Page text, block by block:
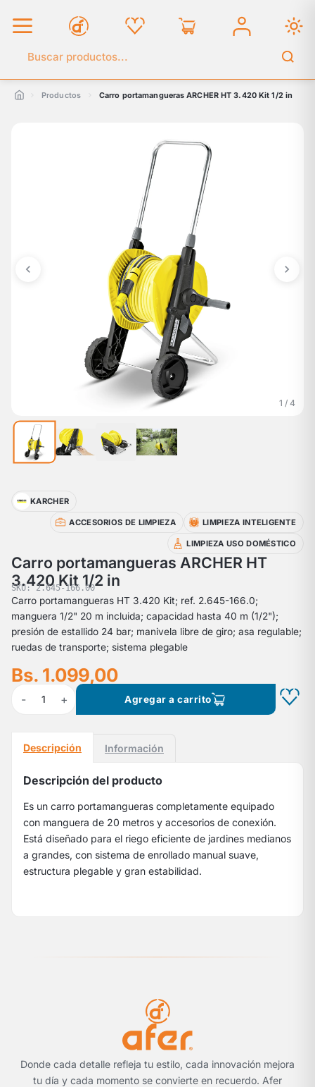
Buscar en el catálogo
Productos Carro portamangueras ARCHER HT 3.420 Kit 1/2 in
1 / 4
KARCHER
ACCESORIOS DE LIMPIEZA LIMPIEZA INTELIGENTE
LIMPIEZA USO DOMÉSTICO
Carro portamangueras ARCHER HT
3.420 Kit 1/2 in
SKU: 2.645-166.00
Carro portamangueras HT 3.420 Kit; ref. 2.645-166.0;
manguera 1/2" 20 m incluida; capacidad hasta 40 m (1/2");
presión de estallido 24 bar; manivela libre de giro; asa regulable;
ruedas de transporte; sistema plegable
Bs. 1.099,00
- 1 + Agregar a carrito
Descripción Información
Descripción del producto
Es un carro portamangueras completamente equipado
con manguera de 20 metros y accesorios de conexión.
Está diseñado para el riego eficiente de jardines medianos
a grandes, con sistema de enrollado manual suave,
estructura plegable y gran estabilidad.
Donde cada detalle refleja tu estilo, cada innovación mejora
tu día y cada momento se convierte en recuerdo. Afer